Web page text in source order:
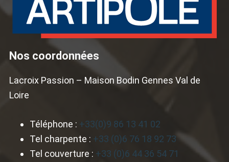
Nos coordonnées
Lacroix Passion – Maison Bodin Gennes Val de
Loire
Téléphone : +33(0)9 86 13 41 02
Tel charpente : +33 (0)6 76 18 92 73
Tel couverture : +33 (0)6 44 36 54 71